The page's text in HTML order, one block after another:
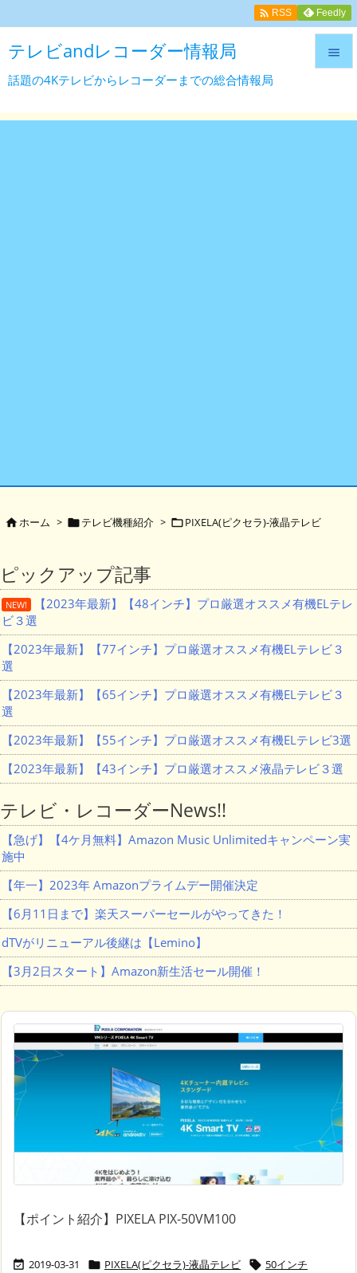
テレビandレコーダー情報局
話題の4Kテレビからレコーダーまでの総合情報局

 RSS Feedly
ホーム > テレビ機種紹介 > PIXELA(ピクセラ)-液晶テレビ
ピックアップ記事
NEW!
【2023年最新】【48インチ】プロ厳選オススメ有機ELテレ
ビ３選
【2023年最新】【77インチ】プロ厳選オススメ有機ELテレビ３
選
【2023年最新】【65インチ】プロ厳選オススメ有機ELテレビ３
選
【2023年最新】【55インチ】プロ厳選オススメ有機ELテレビ3選
【2023年最新】【43インチ】プロ厳選オススメ液晶テレビ３選
テレビ・レコーダーNews!!
【急げ】【4ケ月無料】Amazon Music Unlimitedキャンペーン実
施中
【年一】2023年 Amazonプライムデー開催決定
【6月11日まで】楽天スーパーセールがやってきた！
dTVがリニューアル後継は【Lemino】
【3月2日スタート】Amazon新生活セール開催！
【ポイント紹介】PIXELA PIX-50VM100
 2019-03-31  PIXELA(ピクセラ)-液晶テレビ  50インチ